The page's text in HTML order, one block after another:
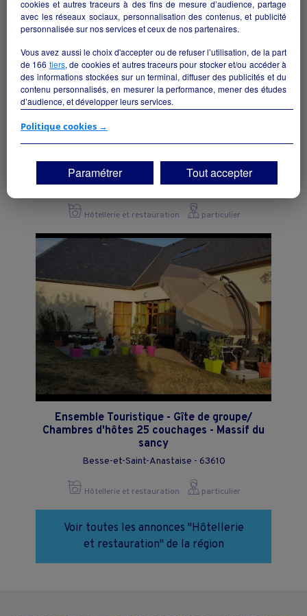
Bar,Tabac,Fdj
Cremeaux - 42260
Hôtellerie et restauration particulier
Ensemble Touristique - Gîte de groupe/
Chambres d'hôtes 25 couchages - Massif du
sancy
Besse-et-Saint-Anastaise - 63610
Hôtellerie et restauration particulier
Voir toutes les annonces "Hôtellerie
et restauration" de la région
cookies et autres traceurs à des fins de mesure d’audience, partage
avec les réseaux sociaux, personnalisation des contenus, et publicité
personnalisée sur nos services et ceux de nos partenaires.
Vous avez aussi le choix d'accepter ou de refuser l’utilisation, de la part
de 166 tiers, de cookies et autres traceurs pour stocker et/ou accéder à
des informations stockées sur un terminal, diffuser des publicités et du
contenu personnalisés, en mesurer la performance, mener des études
d’audience, et développer leurs services.
Si vous continuez sans accepter, les fonctionnalités liées à la
vos centres d'intérêt. Seuls lescookies/traceurs techniquesseront
déposés et lus sur votre terminal.
Vous pouvez exprimer vos choix en cliquant sur "Tout accepter",
"Continuer sans accepter" ou "Paramétrer", et les modifier à tout
moment en cliquant sur le lien "Paramétrez vos choix" situé en bas de
page.
Politique cookies →
Paramétrer Tout accepter